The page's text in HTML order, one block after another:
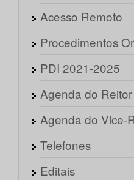
Acesso Remoto
Procedimentos
PDI 2021-2025
Agenda do Reitor
Agenda do Vice-
Telefones
Editais